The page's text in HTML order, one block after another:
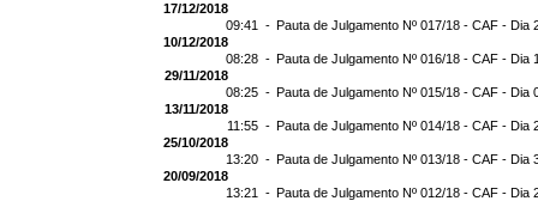
17/12/2018
09:41 - Pauta de Julgamento Nº 017/18 - CAF - Dia
10/12/2018
08:28 - Pauta de Julgamento Nº 016/18 - CAF - Dia
29/11/2018
08:25 - Pauta de Julgamento Nº 015/18 - CAF - Dia
13/11/2018
11:55 - Pauta de Julgamento Nº 014/18 - CAF - Dia
25/10/2018
13:20 - Pauta de Julgamento Nº 013/18 - CAF - Dia
20/09/2018
13:21 - Pauta de Julgamento Nº 012/18 - CAF - Dia